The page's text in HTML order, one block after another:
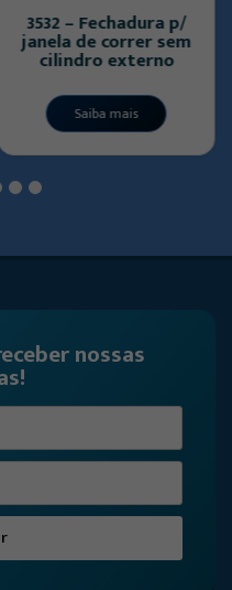
3532 – Fechadura p/
janela de correr sem
cilindro externo
Saiba mais
nossas